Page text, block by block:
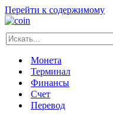
Перейти к содержимому
Искать...
Монета
Терминал
Финансы
Счет
Перевод